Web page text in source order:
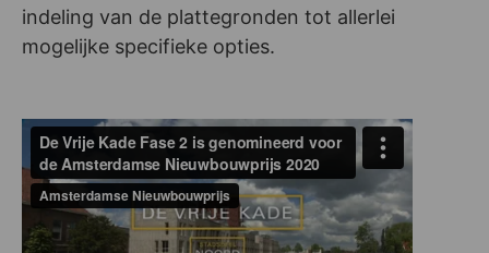
indeling van de plattegronden tot allerlei
mogelijke specifieke opties.